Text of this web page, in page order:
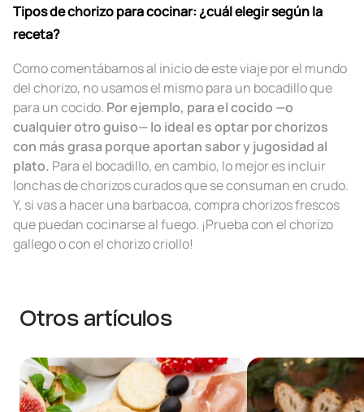
Tipos de chorizo para cocinar: ¿cuál elegir según la
receta?
Como comentábamos al inicio de este viaje por el mundo
del chorizo, no usamos el mismo para un bocadillo que
para un cocido. Por ejemplo, para el cocido —o
cualquier otro guiso— lo ideal es optar por chorizos
con más grasa porque aportan sabor y jugosidad al
plato. Para el bocadillo, en cambio, lo mejor es incluir
lonchas de chorizos curados que se consuman en crudo.
Y, si vas a hacer una barbacoa, compra chorizos frescos
que puedan cocinarse al fuego. ¡Prueba con el chorizo
gallego o con el chorizo criollo!
Otros artículos